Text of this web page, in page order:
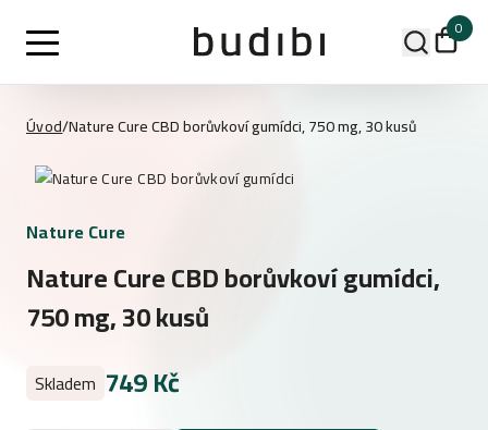
0
Úvod/Nature Cure CBD borůvkoví gumídci, 750 mg, 30 kusů
Nature Cure CBD borůvkoví gumídci,
750 mg, 30 kusů
Nature Cure
Skladem 749 Kč